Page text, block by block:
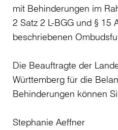
mit Behinderungen im
2 Satz 2 L-BGG und § 15
beschriebenen
Die Beauftragte der
Württemberg für die
Behinderungen können
Stephanie Aeffner